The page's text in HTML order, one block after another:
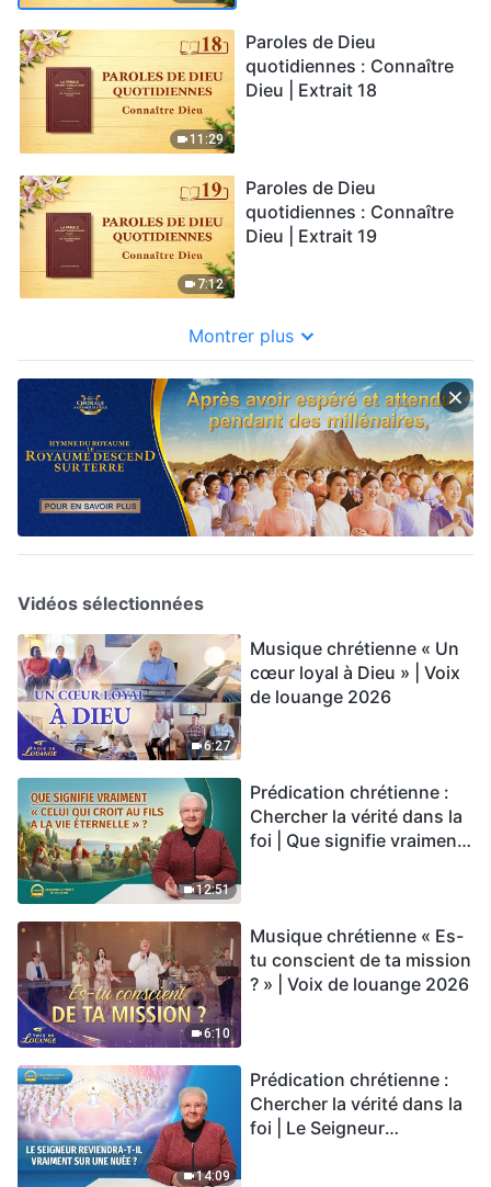
11:29
Paroles de Dieu
quotidiennes : Connaître
Dieu | Extrait 18
7:12
Paroles de Dieu
quotidiennes : Connaître
Dieu | Extrait 19
Montrer plus
Vidéos sélectionnées
6:27
Musique chrétienne « Un
cœur loyal à Dieu » | Voix
de louange 2026
12:51
Prédication chrétienne :
Chercher la vérité dans la
foi | Que signifie vraiment
6:10
Musique chrétienne « Es-
tu conscient de ta mission
? » | Voix de louange 2026
14:09
Prédication chrétienne :
Chercher la vérité dans la
foi | Le Seigneur